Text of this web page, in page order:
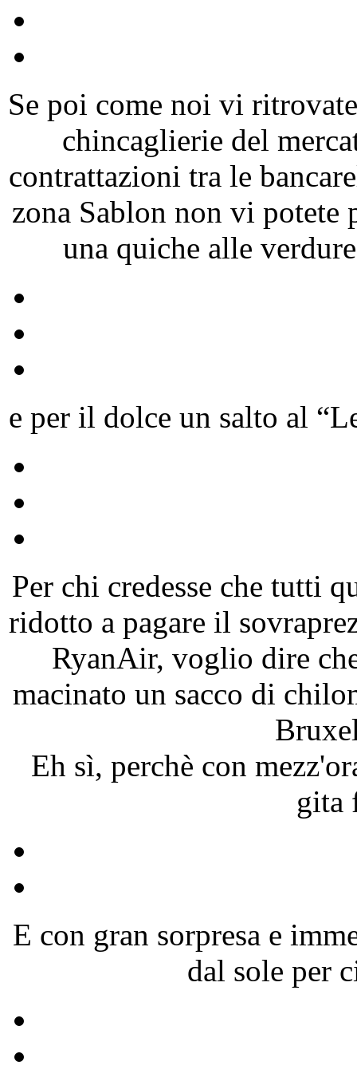
Se poi come noi vi
chincaglierie del
contrattazioni tra le
zona Sablon non vi potete
una quiche alle
e per il dolce un salto al
Per chi credesse che tutti
ridotto a pagare il
RyanAir, voglio dire
macinato un sacco di
Eh sì, perchè con
gita
E con gran sorpresa e
dal sole per